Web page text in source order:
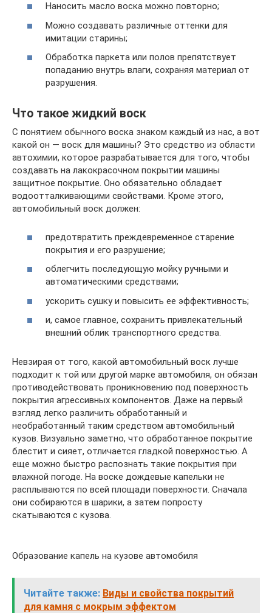
Наносить масло воска можно повторно;
Можно создавать различные оттенки для
имитации старины;
Обработка паркета или полов препятствует
попаданию внутрь влаги, сохраняя материал от
разрушения.
Что такое жидкий воск
С понятием обычного воска знаком каждый из нас, а вот
какой он — воск для машины? Это средство из области
автохимии, которое разрабатывается для того, чтобы
создавать на лакокрасочном покрытии машины
защитное покрытие. Оно обязательно обладает
водоотталкивающими свойствами. Кроме этого,
автомобильный воск должен:
предотвратить преждевременное старение
покрытия и его разрушение;
облегчить последующую мойку ручными и
автоматическими средствами;
ускорить сушку и повысить ее эффективность;
и, самое главное, сохранить привлекательный
внешний облик транспортного средства.
Невзирая от того, какой автомобильный воск лучше
подходит к той или другой марке автомобиля, он обязан
противодействовать проникновению под поверхность
покрытия агрессивных компонентов. Даже на первый
взгляд легко различить обработанный и
необработанный таким средством автомобильный
кузов. Визуально заметно, что обработанное покрытие
блестит и сияет, отличается гладкой поверхностью. А
еще можно быстро распознать такие покрытия при
влажной погоде. На воске дождевые капельки не
расплываются по всей площади поверхности. Сначала
они собираются в шарики, а затем попросту
скатываются с кузова.
Образование капель на кузове автомобиля
Читайте также: Виды и свойства покрытий
для камня с мокрым эффектом